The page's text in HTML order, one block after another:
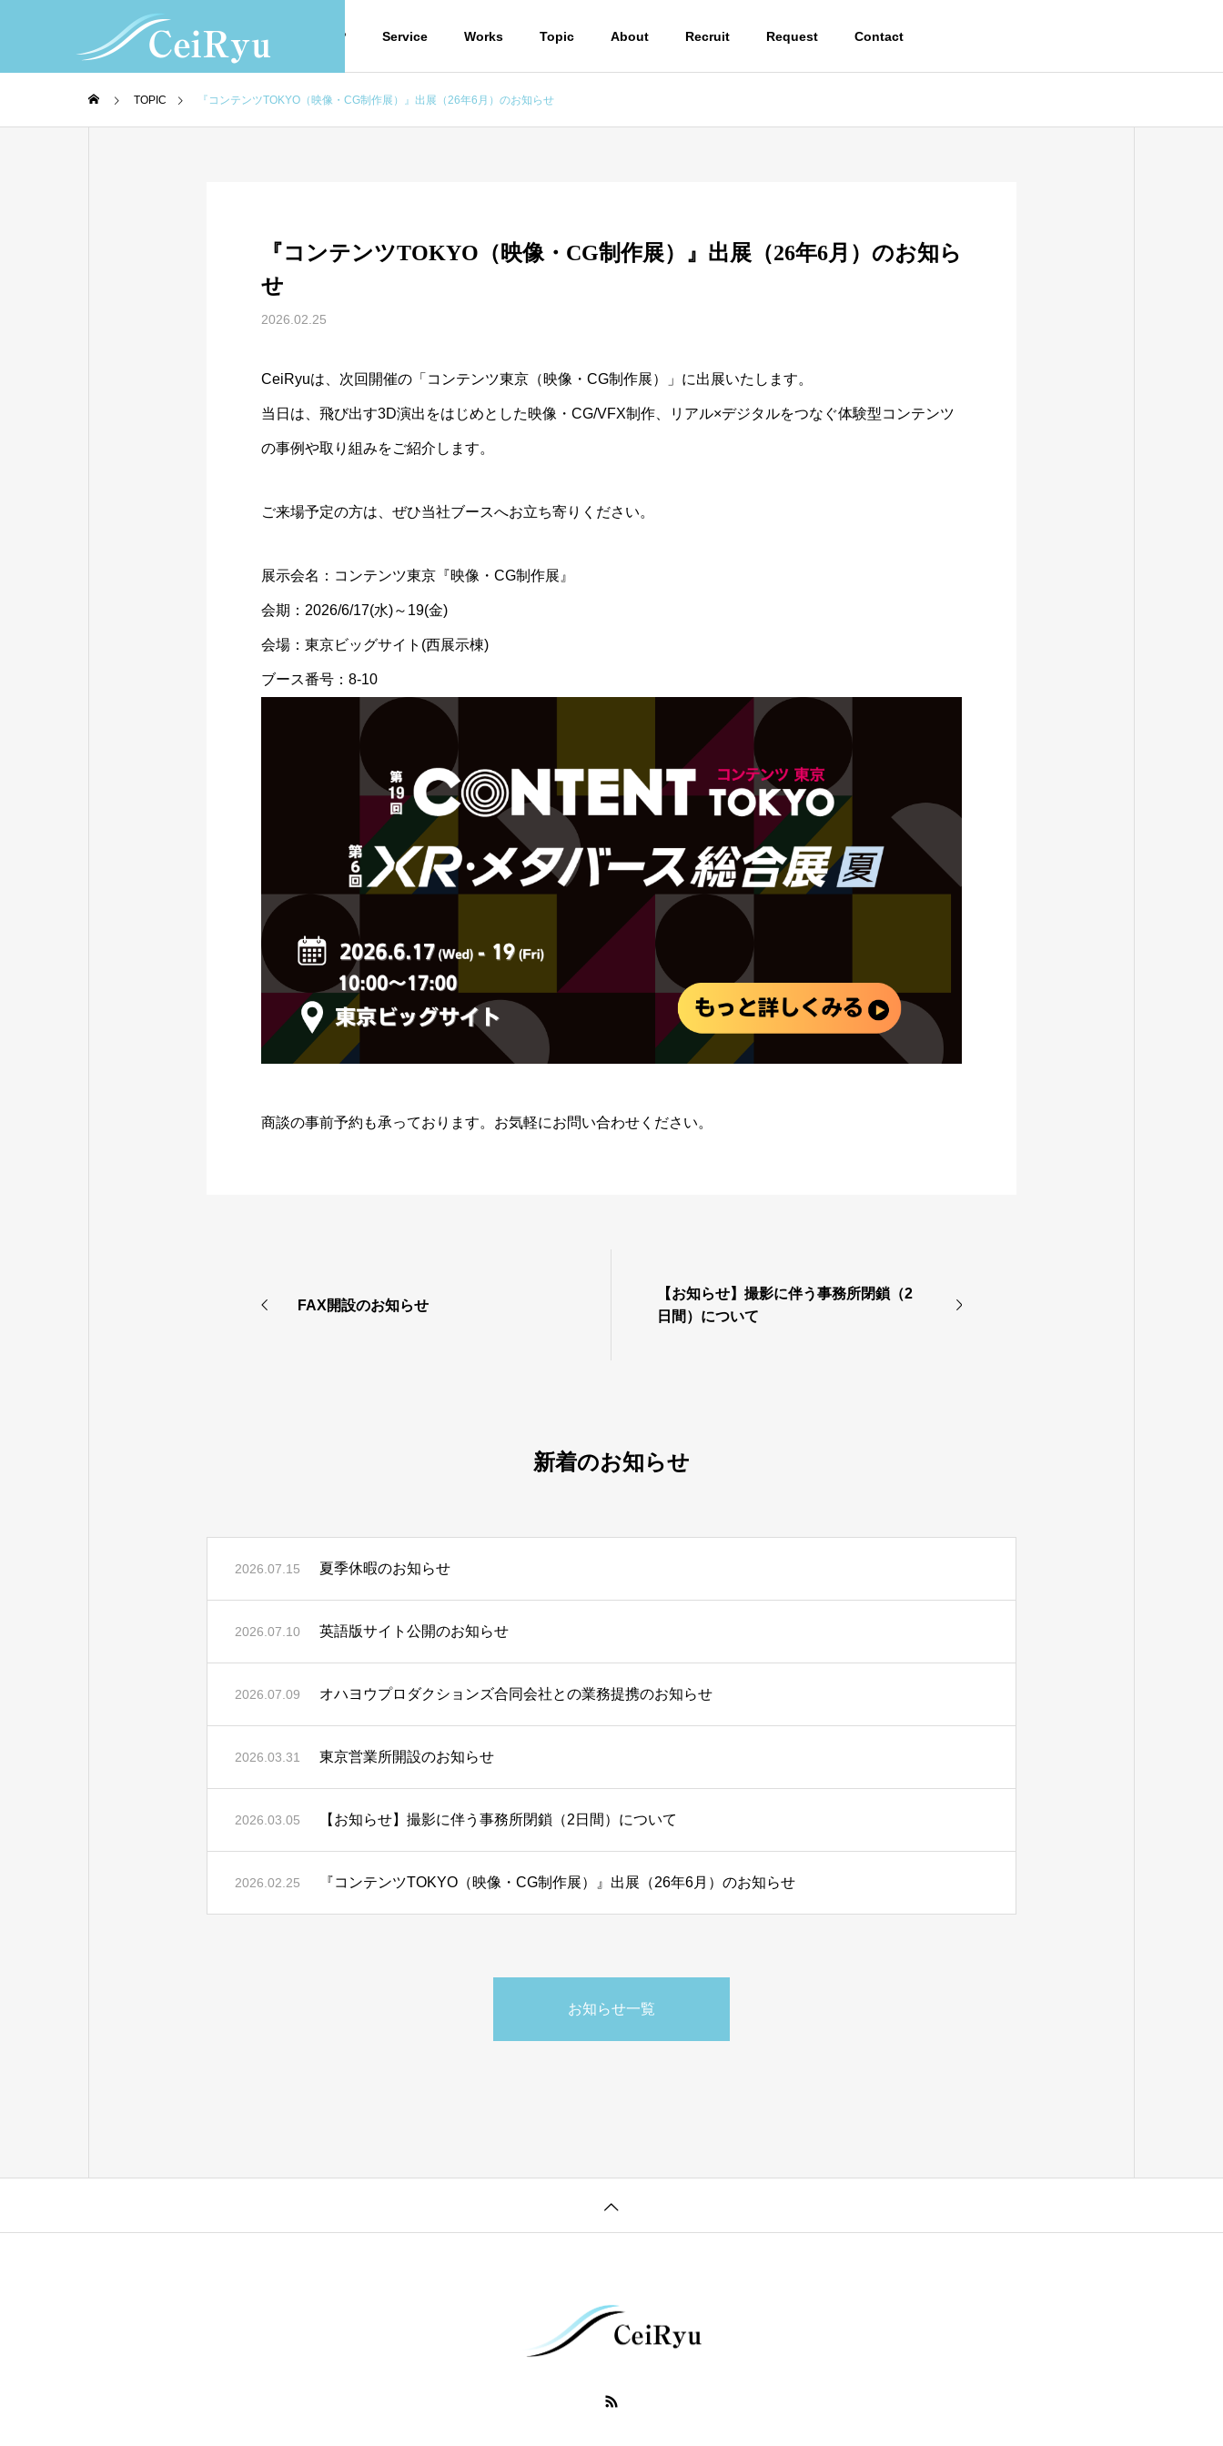
TOP Service Works Topic About Recruit Request Contact
コンピューターグラフ
デザイン制作・ドロー
TOPIC 『コンテンツTOKYO（映像・CG制作展）』出展（26年6月）のお知らせ
『コンテンツTOKYO（映像・CG制作展）』出展（26年6月）のお知ら
せ
2026.02.25
CeiRyuは、次回開催の「コンテンツ東京（映像・CG制作展）」に出展いたします。
当日は、飛び出す3D演出をはじめとした映像・CG/VFX制作、リアル×デジタルをつなぐ体験型コンテンツ
の事例や取り組みをご紹介します。
ご来場予定の方は、ぜひ当社ブースへお立ち寄りください。
展示会名：コンテンツ東京『映像・CG制作展』
会期：2026/6/17(水)～19(金)
会場： 東京ビッグサイト(西展示棟)
ブース番号：8-10
商談の事前予約も承っております。お気軽にお問い合わせください。
FAX開設のお知らせ
【お知らせ】撮影に伴う事務所閉鎖（2
日間）について
新着のお知らせ
2026.07.15 夏季休暇のお知らせ
2026.07.10 英語版サイト公開のお知らせ
2026.07.09 オハヨウプロダクションズ合同会社との業務提携のお知らせ
2026.03.31 東京営業所開設のお知らせ
2026.03.05 【お知らせ】撮影に伴う事務所閉鎖（2日間）について
2026.02.25 『コンテンツTOKYO（映像・CG制作展）』出展（26年6月）のお知らせ
お知らせ一覧